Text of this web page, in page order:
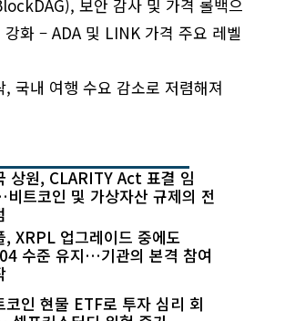
보안 감사 및 가격 롤백으
화 – ADA 및 LINK 가격 주요 레벨
, 국내 여행 수요 감소로 저렴해져
상원, CLARITY Act 표결 임
트코인 및 가상자산 규제의 전
, XRPL 업그레이드 중에도
수준 유지…기관의 본격 참여
코인 현물 ETF로 투자 심리 회